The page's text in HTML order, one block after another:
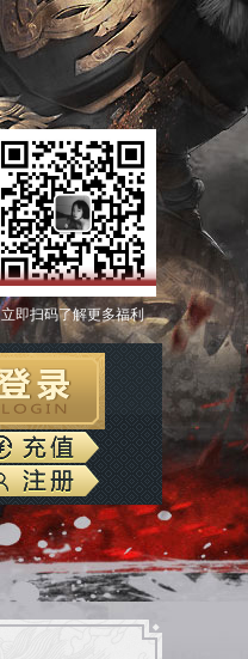
立即扫码了解更多福利